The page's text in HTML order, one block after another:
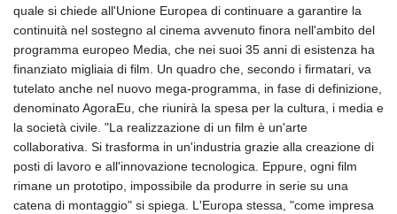
HNL 30.944652
HRK 7.534482
HTG 150.95029
HUF 366.519917
IDR
20604.535143
ILS 3.465739
IMP 0.856496
INR 109.762882
IQD
1512.462949
quale si chiede all'Unione Europea di continuare a garantire la
continuità nel sostegno al cinema avvenuto finora nell'ambito del
programma europeo Media, che nei suoi 35 anni di esistenza ha
finanziato migliaia di film. Un quadro che, secondo i firmatari, va
tutelato anche nel nuovo mega-programma, in fase di definizione,
denominato AgoraEu, che riunirà la spesa per la cultura, i media e
la società civile. "La realizzazione di un film è un'arte
collaborativa. Si trasforma in un'industria grazie alla creazione di
posti di lavoro e all'innovazione tecnologica. Eppure, ogni film
rimane un prototipo, impossibile da produrre in serie su una
catena di montaggio" si spiega. L'Europa stessa, "come impresa